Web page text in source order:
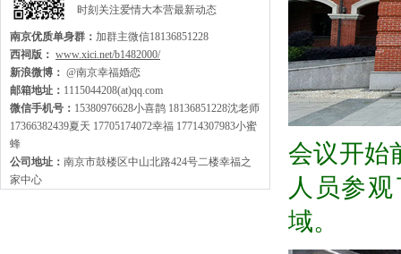
会议开始
人员参
域。
时刻关注爱情大本营最新动态
南京优质单身群： 加群主微信18136851228
西祠版： www.xici.net/b1482000/
新浪微博： @南京幸福婚恋
邮箱地址： 1115044208(at)qq.com
微信手机号： 15380976628小喜鹊 18136851228沈老师
17366382439夏天 17705174072幸福 17714307983小蜜
蜂
公司地址： 南京市鼓楼区中山北路424号二楼幸福之
家中心